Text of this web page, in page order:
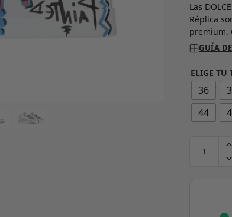
Las
Réplica
premium.
GUÍA
ELIGE TU
36
44